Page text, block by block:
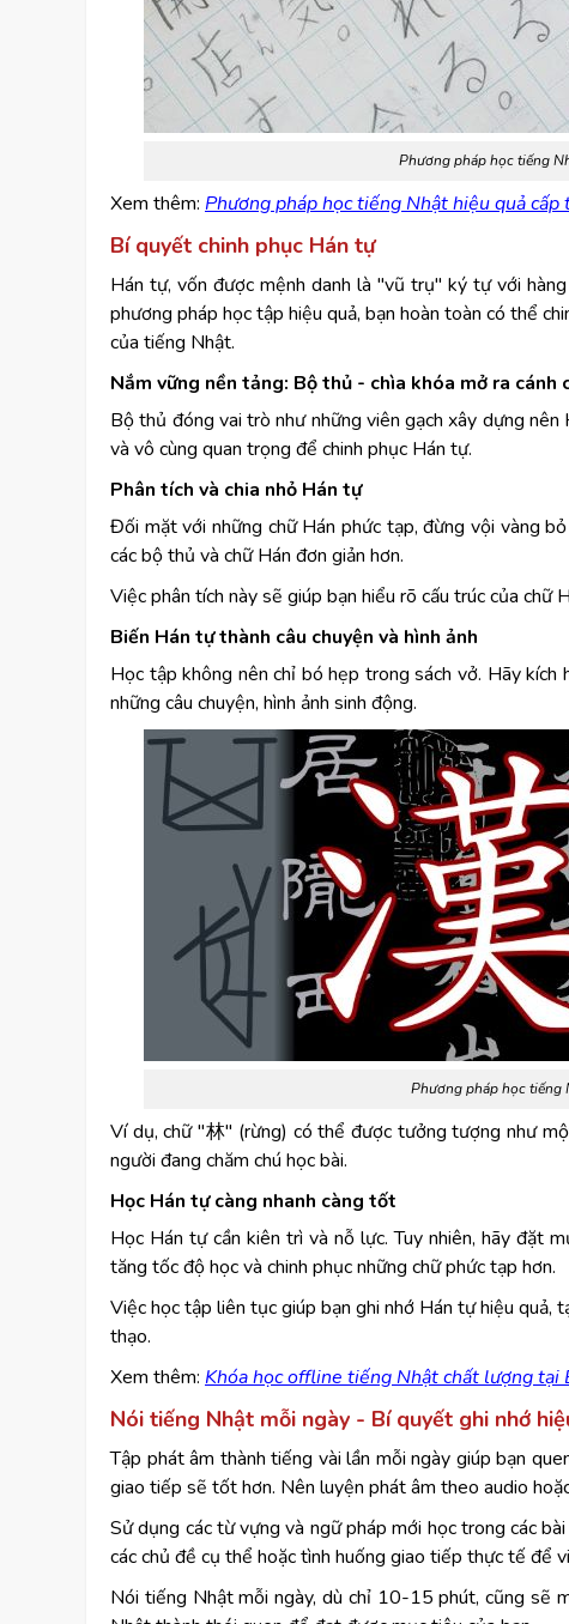
Phương pháp học tiếng
Xem thêm: Phương pháp học tiếng Nhật hiệu quả
Bí quyết chinh phục Hán tự
Hán tự, vốn được mệnh danh là "vũ trụ" ký tự với
phương pháp học tập hiệu quả, bạn hoàn toàn có thể
của tiếng Nhật.
Nắm vững nền tảng: Bộ thủ - chìa khóa mở ra cánh
Bộ thủ đóng vai trò như những viên gạch xây dựng
và vô cùng quan trọng để chinh phục Hán tự.
Phân tích và chia nhỏ Hán tự
Đối mặt với những chữ Hán phức tạp, đừng vội vàng
các bộ thủ và chữ Hán đơn giản hơn.
Việc phân tích này sẽ giúp bạn hiểu rõ cấu trúc của
Biến Hán tự thành câu chuyện và hình ảnh
Học tập không nên chỉ bó hẹp trong sách vở. Hãy
những câu chuyện, hình ảnh sinh động.
Phương pháp học tiếng
Ví dụ, chữ "林" (rừng) có thể được tưởng tượng như
người đang chăm chú học bài.
Học Hán tự càng nhanh càng tốt
Học Hán tự cần kiên trì và nỗ lực. Tuy nhiên, hãy đặt
tăng tốc độ học và chinh phục những chữ phức tạp hơn.
Việc học tập liên tục giúp bạn ghi nhớ Hán tự hiệu quả,
thạo.
Xem thêm: Khóa học offline tiếng Nhật chất lượng tại
Nói tiếng Nhật mỗi ngày - Bí quyết ghi nhớ
Tập phát âm thành tiếng vài lần mỗi ngày giúp bạn
giao tiếp sẽ tốt hơn. Nên luyện phát âm theo audio
Sử dụng các từ vựng và ngữ pháp mới học trong các
các chủ đề cụ thể hoặc tình huống giao tiếp thực tế để
Nói tiếng Nhật mỗi ngày, dù chỉ 10-15 phút, cũng sẽ